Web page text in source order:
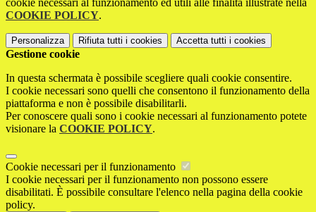
cookie necessari al funzionamento ed utili alle finalità illustrate nella
COOKIE POLICY.
Personalizza Rifiuta tutti i cookies Accetta tutti i cookies
Gestione cookie
In questa schermata è possibile scegliere quali cookie consentire.
I cookie necessari sono quelli che consentono il funzionamento della
piattaforma e non è possibile disabilitarli.
Per conoscere quali sono i cookie necessari al funzionamento potete
visionare la COOKIE POLICY.
Cookie necessari per il funzionamento
I cookie necessari per il funzionamento non possono essere
disabilitati. È possibile consultare l'elenco nella pagina della cookie
policy.